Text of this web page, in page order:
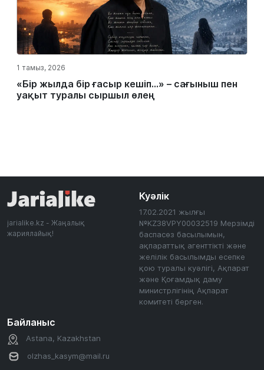
1 тамыз, 2026
«Бір жылда бір ғасыр кешіп…» – сағыныш пен
уақыт туралы сыршыл өлең
jarialike.kz - Жаңалық
жариялайық!
Куәлік
17.02.2021 жылғы
№KZ38VPY00032519 Мерзімді
баспасөз басылымын,
ақпараттық агенттікті және
желілік басылымды есепке
қою туралы куәлігі, Ақпарат
және Қоғамдық даму
министрлігінің Ақпарат
комитеті берген.
Байланыс
Astana, Kazakhstan
olzhas_kasym@mail.ru